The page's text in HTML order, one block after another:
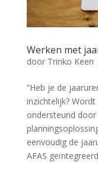
Werken met
door Trinko Keen
“Heb je de
inzichtelijk?
ondersteund
eenvoudig de
AFAS